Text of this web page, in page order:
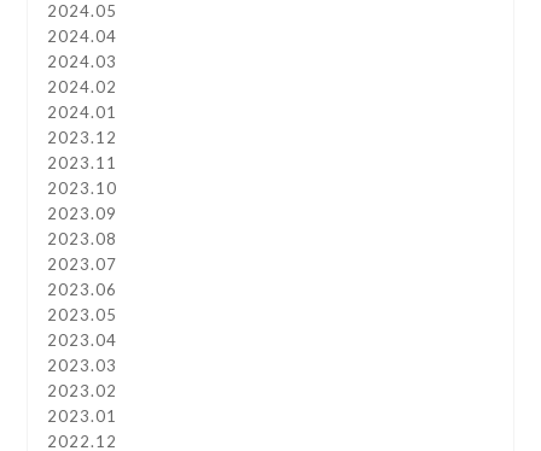
2024.05
2024.04
2024.03
2024.02
2024.01
2023.12
2023.11
2023.10
2023.09
2023.08
2023.07
2023.06
2023.05
2023.04
2023.03
2023.02
2023.01
2022.12